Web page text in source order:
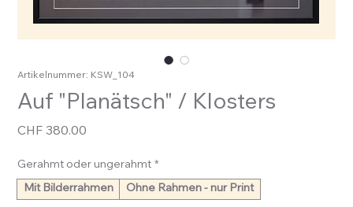
Artikelnummer: KSW_104
Auf "Planätsch" / Klosters
CHF 380.00
Gerahmt oder ungerahmt *
Mit Bilderrahmen Ohne Rahmen - nur Print